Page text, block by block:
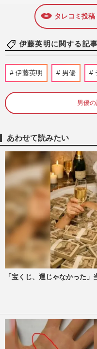
特に関心の高い題材の記
しています！ タレコミ投稿
伊藤英明に関する記
伊藤英明
ーショッ
週刊女性
ン風”な
師事務所
週刊女性
山下智久
テレビ系
なった」
週刊女性
薬物逮捕
エリカが
車』、お
週刊女性
『レジ
けではな
週刊女性
伊藤英明 男優
男優
あわせて読みたい
「宝くじ、運じゃなかった